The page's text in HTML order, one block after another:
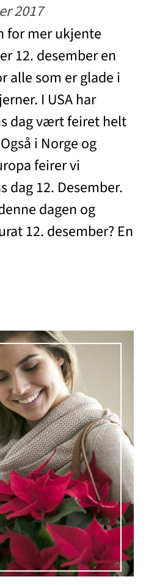
2017
for mer ukjente
12. desember en
alle som er glade i
I USA har
dag vært feiret helt
i Norge og
feirer vi
dag 12. Desember.
dagen og
12. desember? En